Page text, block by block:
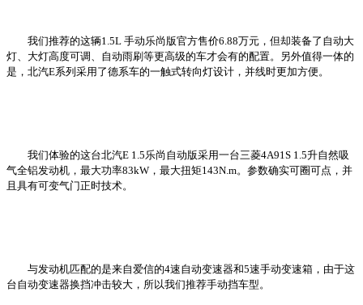
我们推荐的这辆1.5L 手动乐尚版官方售价6.88万元，但却装备了自动大
灯、大灯高度可调、自动雨刷等更高级的车才会有的配置。另外值得一体的
是，北汽E系列采用了德系车的一触式转向灯设计，并线时更加方便。
我们体验的这台北汽E 1.5乐尚自动版采用一台三菱4A91S 1.5升自然吸
气全铝发动机，最大功率83kW，最大扭矩143N.m。参数确实可圈可点，并
且具有可变气门正时技术。
与发动机匹配的是来自爱信的4速自动变速器和5速手动变速箱，由于这
台自动变速器换挡冲击较大，所以我们推荐手动挡车型。